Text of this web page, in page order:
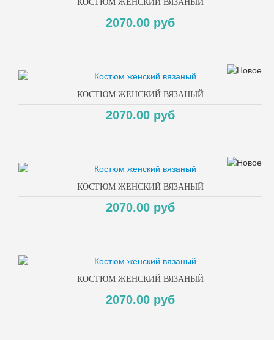
КОСТЮМ ЖЕНСКИЙ ВЯЗАНЫЙ
2070.00 руб
КОСТЮМ ЖЕНСКИЙ ВЯЗАНЫЙ
2070.00 руб
КОСТЮМ ЖЕНСКИЙ ВЯЗАНЫЙ
2070.00 руб
КОСТЮМ ЖЕНСКИЙ ВЯЗАНЫЙ
2070.00 руб